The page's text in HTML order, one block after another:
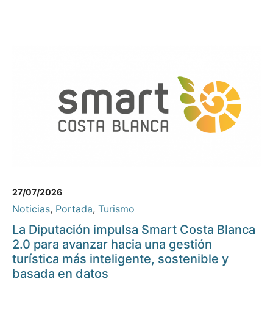
27/07/2026
Noticias, Portada, Turismo
La Diputación impulsa Smart Costa Blanca
2.0 para avanzar hacia una gestión
turística más inteligente, sostenible y
basada en datos